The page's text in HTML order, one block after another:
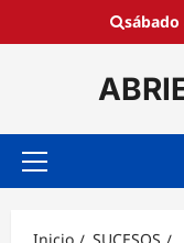
sábado
Menú